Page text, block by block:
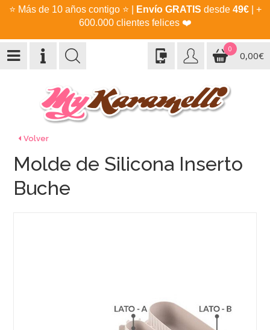
⭐ Más de 10 años contigo ⭐ Envío GRATIS desde 49€| +
600.000 clientes felices ❤️
0
0,00€
Volver
Molde de Silicona Inserto
Buche